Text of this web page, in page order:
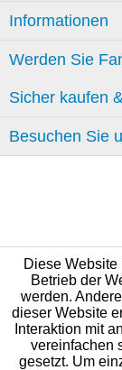
Informationen
Werden Sie
Sicher kaufen
Besuchen Sie
Diese
Betrieb der
werden.
dieser Website
Interaktion mit
vereinfachen
gesetzt. Um